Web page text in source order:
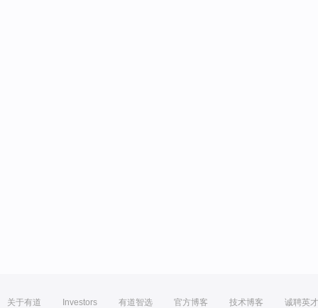
关于有道 Investors 有道智选 官方博客 技术博客 诚聘英才